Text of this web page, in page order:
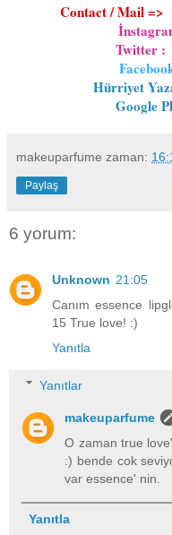
Contact / Mail =>
Twitter
Hürriyet
Google
makeuparfume zaman:
Paylaş
6 yorum:
Unknown 21:05
Canım essence
15 True love! :)
Yanıtla
Yanıtlar
makeuparfume
O zaman true
:) bende cok
var essence' nin.
Yanıtla